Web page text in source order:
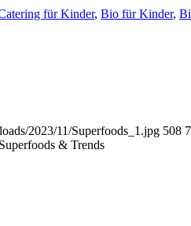
für Kinder, Bio für Kinder,
2023/11/Superfoods_1.jpg 508
& Trends